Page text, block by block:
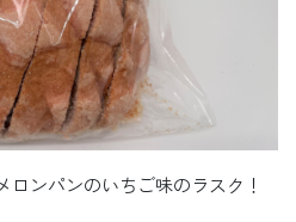
ンパンのいちご味のラスク！